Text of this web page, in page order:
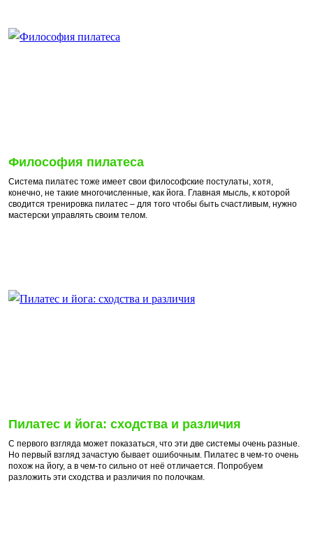
Философия пилатеса
Система пилатес тоже имеет свои философские постулаты, хотя,
конечно, не такие многочисленные, как йога. Главная мысль, к которой
сводится тренировка пилатес – для того чтобы быть счастливым, нужно
мастерски управлять своим телом.
Пилатес и йога: сходства и различия
С первого взгляда может показаться, что эти две системы очень разные.
Но первый взгляд зачастую бывает ошибочным. Пилатес в чем-то очень
похож на йогу, а в чем-то сильно от неё отличается. Попробуем
разложить эти сходства и различия по полочкам.